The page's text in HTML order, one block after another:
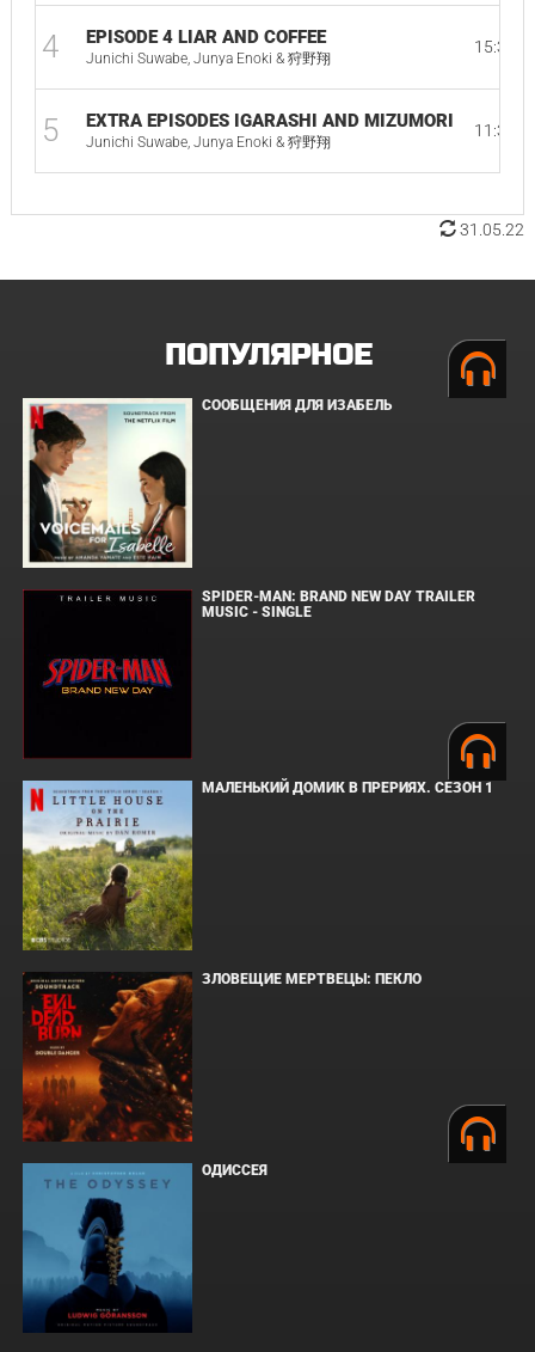
4 EPISODE 4 LIAR AND COFFEE
Junichi Suwabe, Junya Enoki & 狩野翔
15:31
5 EXTRA EPISODES IGARASHI AND MIZUMORI
Junichi Suwabe, Junya Enoki & 狩野翔
11:34
31.05.22
ПОПУЛЯРНОЕ
СООБЩЕНИЯ ДЛЯ ИЗАБЕЛЬ
SPIDER-MAN: BRAND NEW DAY TRAILER
MUSIC - SINGLE
МАЛЕНЬКИЙ ДОМИК В ПРЕРИЯХ. СЕЗОН 1
ЗЛОВЕЩИЕ МЕРТВЕЦЫ: ПЕКЛО
ОДИССЕЯ